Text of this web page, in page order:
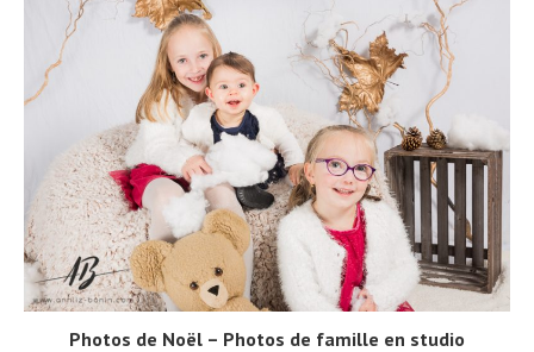
Photos de Noël – Photos de famille en studio